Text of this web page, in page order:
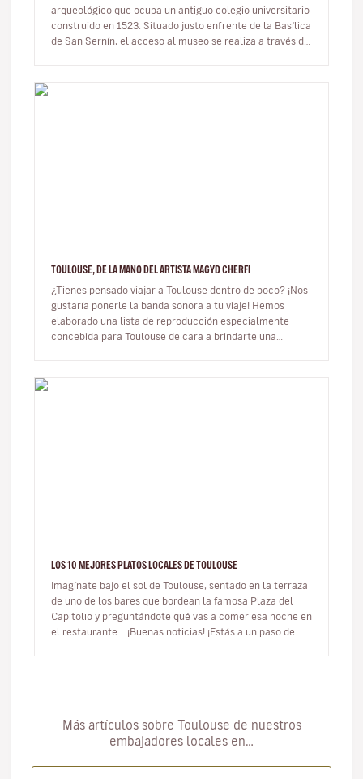
arqueológico que ocupa un antiguo colegio universitario
construido en 1523. Situado justo enfrente de la Basílica
de San Sernín, el acceso al museo se realiza a través de
TOULOUSE, DE LA MANO DEL ARTISTA MAGYD CHERFI
¿Tienes pensado viajar a Toulouse dentro de poco? ¡Nos
gustaría ponerle la banda sonora a tu viaje! Hemos
elaborado una lista de reproducción especialmente
concebida para Toulouse de cara a brindarte una
LOS 10 MEJORES PLATOS LOCALES DE TOULOUSE
Imagínate bajo el sol de Toulouse, sentado en la terraza
de uno de los bares que bordean la famosa Plaza del
Capitolio y preguntándote qué vas a comer esa noche en
el restaurante... ¡Buenas noticias! ¡Estás a un paso de
Más artículos sobre Toulouse de nuestros
embajadores locales en…